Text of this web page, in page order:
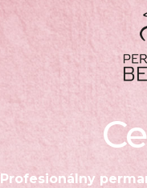
Profesionálny